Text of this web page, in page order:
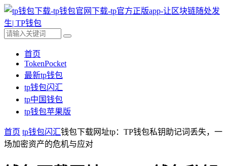
首页
TokenPocket
最新tp钱包
tp钱包闪汇
tp中国钱包
tp钱包苹果版
首页 tp钱包闪汇钱包下载网址tp：TP钱包私钥助记词丢失，一
场加密资产的危机与应对